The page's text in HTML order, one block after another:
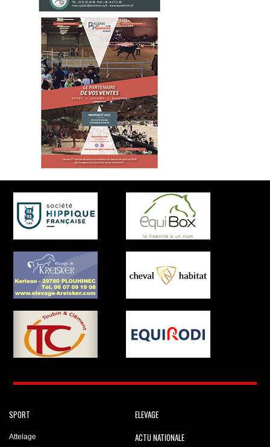
SPORT
Attelage
ELEVAGE
ACTU NATIONALE